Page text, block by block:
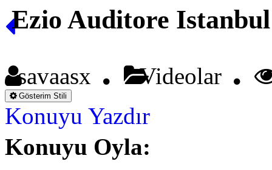
Ezio Auditore
savaasx Videolar
Gösterim Stili
Konuyu Yazdır
Konuyu Oyla: